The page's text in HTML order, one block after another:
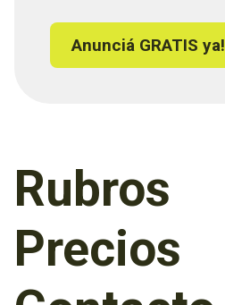
Anunciá GRATIS ya!
Rubros
Precios